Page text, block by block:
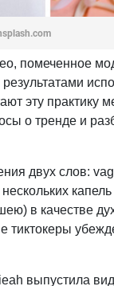
помеченное
эту практику
о тренде и
двух слов:
в качестве
тиктокеры
выпустила